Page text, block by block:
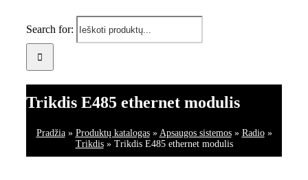
Search for:
Trikdis E485 ethernet modulis
Pradžia» Produktų katalogas» Apsaugos sistemos» Radio»
Trikdis» Trikdis E485 ethernet modulis